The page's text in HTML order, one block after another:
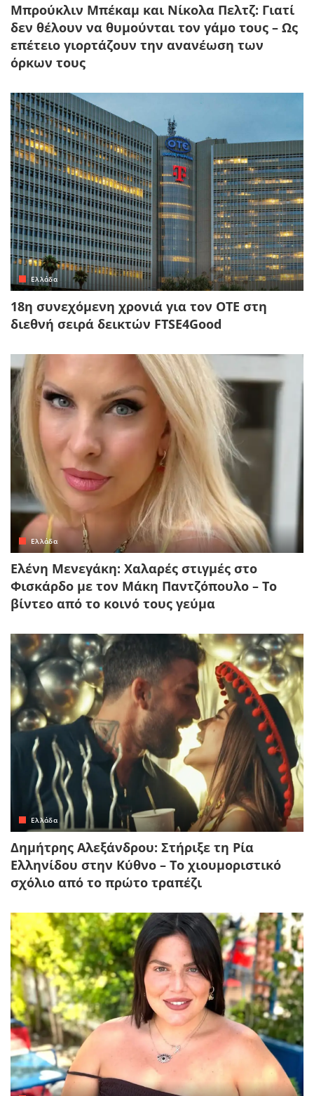
Μπρούκλιν Μπέκαμ και Νίκολα Πελτζ: Γιατί
δεν θέλουν να θυμούνται τον γάμο τους – Ως
επέτειο γιορτάζουν την ανανέωση των
όρκων τους
Ελλάδα
18η συνεχόμενη χρονιά για τον ΟΤΕ στη
διεθνή σειρά δεικτών FTSE4Good
Ελλάδα
Ελένη Μενεγάκη: Χαλαρές στιγμές στο
Φισκάρδο με τον Μάκη Παντζόπουλο – Το
βίντεο από το κοινό τους γεύμα
Ελλάδα
Δημήτρης Αλεξάνδρου: Στήριξε τη Ρία
Ελληνίδου στην Κύθνο – Το χιουμοριστικό
σχόλιο από το πρώτο τραπέζι